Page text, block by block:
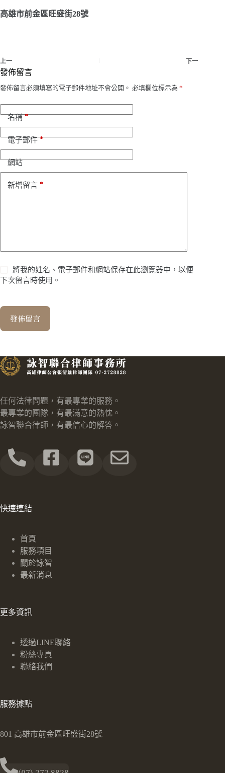
高雄市前金區旺盛街28號
上一 下一
發佈留言
發佈留言必須填寫的電子郵件地址不會公開。 必填欄位標示為 *
名稱*
電子郵件*
網站
新增留言 *
將我的姓名、電子郵件和網站保存在此瀏覽器中，以便
下次留言時使用。
發佈留言
任何法律問題，有最專業的服務。
最專業的團隊，有最滿意的熱忱。
詠智聯合律師，有最信心的解答。
快速連結
首頁
服務項目
關於詠智
最新消息
更多資訊
透過LINE聯絡
粉絲專頁
聯絡我們
服務據點
801 高雄市前金區旺盛街28號